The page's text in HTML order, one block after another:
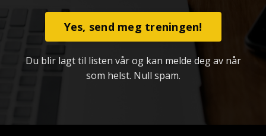
Yes, send meg treningen!
Du blir lagt til listen vår og kan melde deg av når
som helst. Null spam.